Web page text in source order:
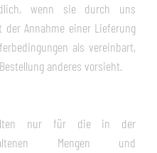
wenn sie durch uns
Annahme einer Lieferung
als vereinbart,
anderes vorsieht.
nur für die in der
Mengen und